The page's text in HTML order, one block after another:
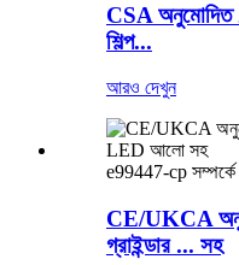
CSA অনুমোদিত
শিল্প...
আরও দেখুন
e99447-cp সম্পর্কে
CE/UKCA
গ্রাইন্ডার ... সহ